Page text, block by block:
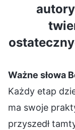
Ważne słowa
Każdy etap
ma swoje
przyszedł